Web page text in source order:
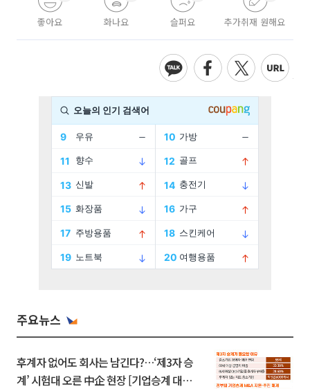
좋아요 화나요 슬퍼요 추가취재 원해요
주요뉴스
후계자 없어도 회사는 남긴다?…‘제3자 승
계’ 시험대 오른 中企 현장 [기업승계 대전